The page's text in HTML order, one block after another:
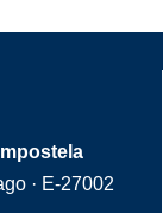
· E-27002